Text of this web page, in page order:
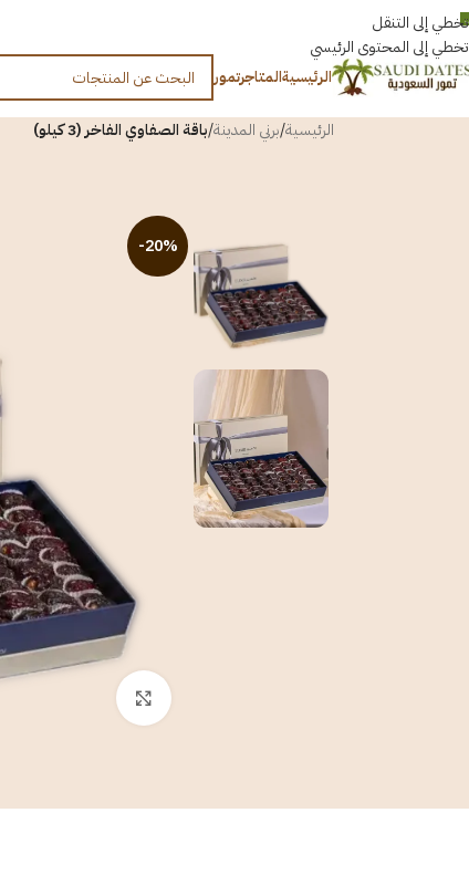
تخطي إلى التنقل
تخطي إلى المحتوى الرئيسي
العربية
الرئيسيةالمتاجرتمور
الرئيسية/برني المدينة/باقة الصفاوي الفاخر (3 كيلو)
-20%